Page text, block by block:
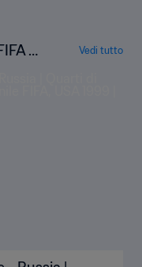
U
Vedi tutto